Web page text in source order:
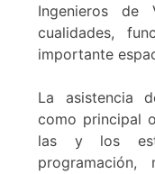
Ingenieros de
cualidades,
importante
La asistencia
como principal
las y los